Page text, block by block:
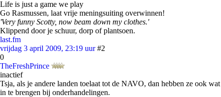
Life is just a game we play
Go Rasmussen, laat vrije meningsuiting overwinnen!
'Very funny Scotty, now beam down my clothes.'
Klippend door je schuur, dorp of plantsoen.
last.fm
vrijdag 3 april 2009, 23:19 uur #2
0
TheFreshPrince
inactief
Tsja, als je andere landen toelaat tot de NAVO, dan hebben ze ook wat
in te brengen bij onderhandelingen.